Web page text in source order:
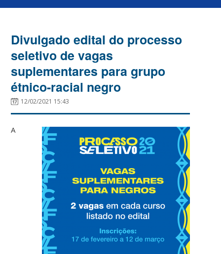
Divulgado edital do processo
seletivo de vagas
suplementares para grupo
étnico-racial negro
12/02/2021 15:43
A